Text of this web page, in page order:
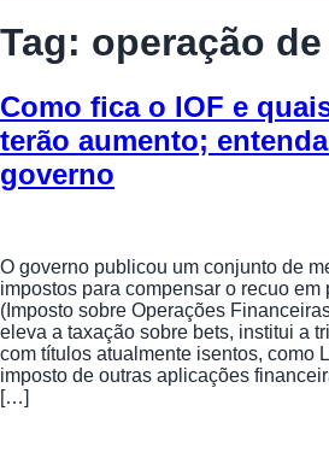
Tag: operação
Como fica o IOF e
terão aumento;
governo
O governo publicou um conjunto de
impostos para compensar o recuo em
(Imposto sobre Operações
eleva a taxação sobre bets, institui a
com títulos atualmente isentos, como
imposto de outras aplicações
[…]